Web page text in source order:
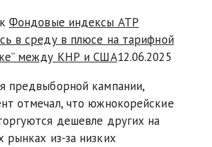
Фондовые индексы АТР
в среду в плюсе на тарифной
между КНР и США12.06.2025
предвыборной кампании,
отмечал, что южнокорейские
дешевле других на
рынках из-за низких